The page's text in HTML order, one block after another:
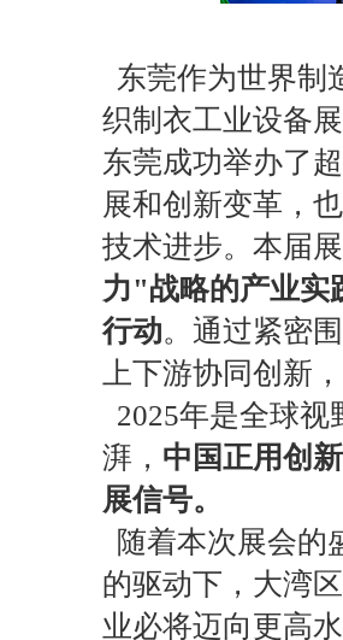
东莞作为世界制
织制衣工业设备
东莞成功举办了
展和创新变革，
技术进步。本届
力"战略的产业实
行动。通过紧密
上下游协同创新
2025年是全球视
湃， 中国正用创
展信号。
随着本次展会的
的驱动下，大湾
业必将迈向更高